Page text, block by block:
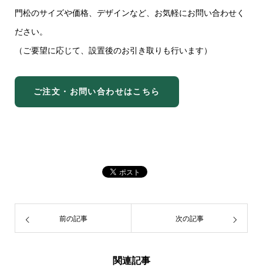
門松のサイズや価格、デザインなど、お気軽にお問い合わせく
ださい。
（ご要望に応じて、設置後のお引き取りも行います）
ご注文・お問い合わせはこちら
前の記事 次の記事
関連記事